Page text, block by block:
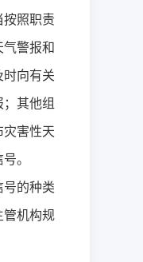
按照职责
警报和
向有关
其他组
害性天
。
的种类
管机构规